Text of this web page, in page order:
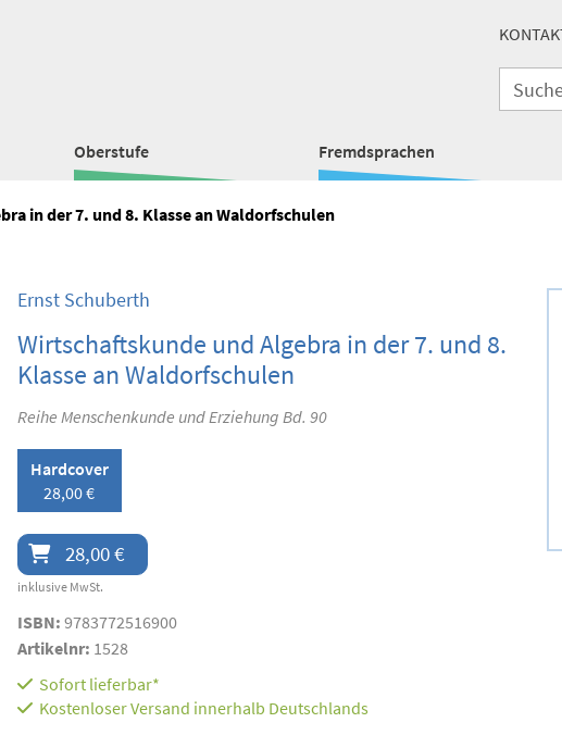
Oberstufe Fremdsprachen
in der 7. und 8. Klasse an Waldorfschulen
Ernst Schuberth
Wirtschaftskunde und Algebra in der 7. und 8.
Klasse an Waldorfschulen
Reihe Menschenkunde und Erziehung Bd. 90
Hardcover
28,00 €
28,00 €
inklusive MwSt.
ISBN: 9783772516900
Artikelnr: 1528
Sofort lieferbar*
Kostenloser Versand innerhalb Deutschlands